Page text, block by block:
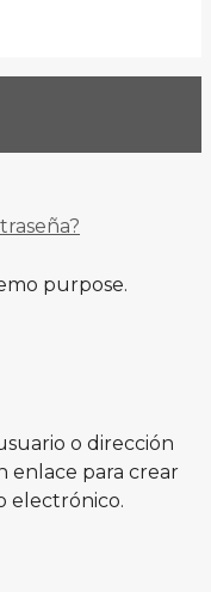
purpose.
o dirección
enlace para crear
electrónico.